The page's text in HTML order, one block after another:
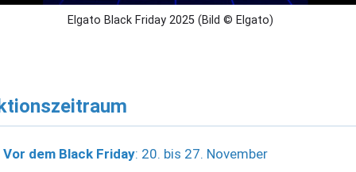
Elgato Black Friday 2025 (Bild © Elgato)
Vor dem Black Friday: 20. bis 27. November